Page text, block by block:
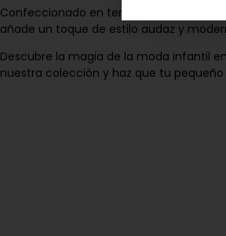
Confeccionado en terciopelo de alta
añade un toque de estilo audaz y
Descubre la magia de la moda infantil
nuestra colección y haz que tu